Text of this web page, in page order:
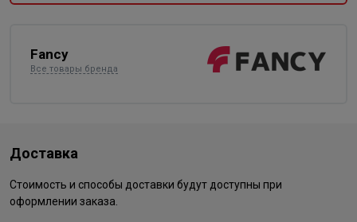
Fancy
Все товары бренда
Доставка
Стоимость и способы доставки будут доступны при
оформлении заказа.